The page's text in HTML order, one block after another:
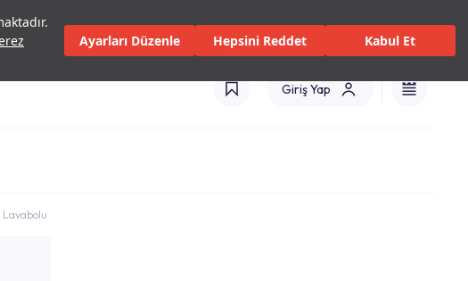
Ayarları Düzenle Hepsini Reddet Kabul Et
Yetkili Servisler ve HizmetlerMağazalarKataloglar Uluslararası(TR)
Giriş Yap